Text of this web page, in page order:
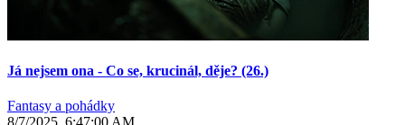
Já nejsem ona - Co se, krucinál, děje? (26.)
Fantasy a pohádky